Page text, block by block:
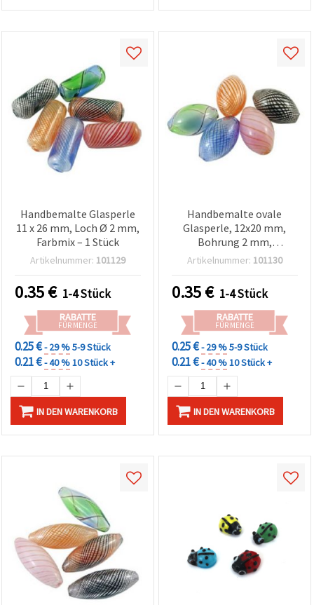
Handbemalte Glasperle
11 x 26 mm, Loch Ø 2 mm,
Farbmix – 1 Stück
Artikelnummer: 101129
0.35€ 1-4 Stück
RABATTE
FÜR MENGE
0.25 €- 29 %5-9 Stück
0.21 €- 40 %10 Stück +
IN DEN WARENKORB
Handbemalte ovale
Glasperle, 12x20 mm,
Bohrung 2 mm,
gemischte Farben - 1
Artikelnummer: 101130
0.35€ 1-4 Stück
RABATTE
FÜR MENGE
0.25 €- 29 %5-9 Stück
0.21 €- 40 %10 Stück +
IN DEN WARENKORB